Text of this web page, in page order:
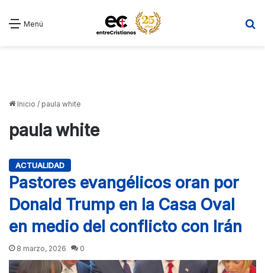
Menú
Inicio / paula white
paula white
ACTUALIDAD
Pastores evangélicos oran por
Donald Trump en la Casa Oval
en medio del conflicto con Irán
8 marzo, 2026 0